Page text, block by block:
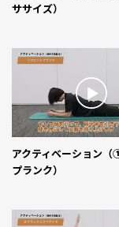
ササイズ）
アクティベーション
プランク）